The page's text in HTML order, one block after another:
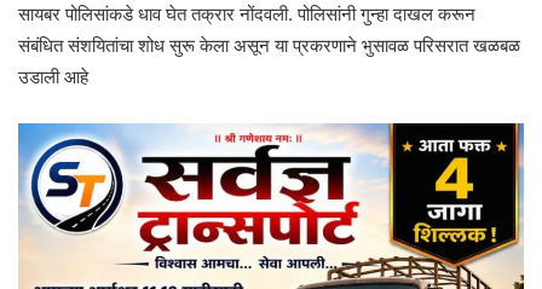
सायबर पोलिसांकडे धाव घेत तक्रार नोंदवली. पोलिसांनी गुन्हा दाखल करून
संबंधित संशयितांचा शोध सुरू केला असून या प्रकरणाने भुसावळ परिसरात खळबळ
उडाली आहे